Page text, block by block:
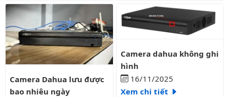
Camera Dahua lưu được bao nhiêu ngày
Camera Dahua lưu được
bao nhiêu ngày
Camera dahua không ghi hình
Camera dahua không ghi
hình
16/11/2025
Xem chi tiết